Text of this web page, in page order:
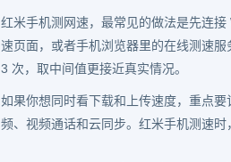
红米手机测网速，最常见的做法是先连
速页面，或者手机浏览器里的在线测速
3 次，取中间值更接近真实情况。
如果你想同时看下载和上传速度，重点要
频、视频通话和云同步。红米手机测速